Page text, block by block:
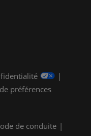
préférences
de conduite